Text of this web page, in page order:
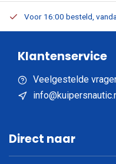
Voor 16:00 besteld,
Klantenservice
Veelgestelde
Direct naar